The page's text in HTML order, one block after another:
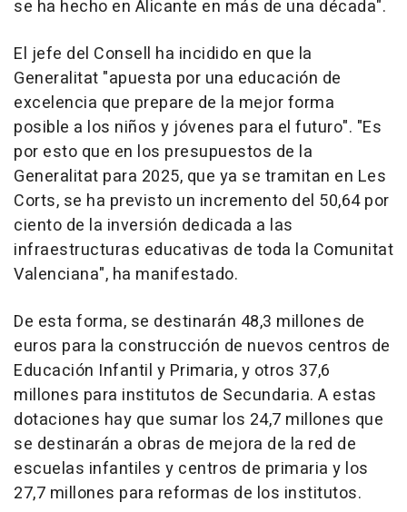
se ha hecho en Alicante en más de una década".
El jefe del Consell ha incidido en que la
Generalitat "apuesta por una educación de
excelencia que prepare de la mejor forma
posible a los niños y jóvenes para el futuro". "Es
por esto que en los presupuestos de la
Generalitat para 2025, que ya se tramitan en Les
Corts, se ha previsto un incremento del 50,64 por
ciento de la inversión dedicada a las
infraestructuras educativas de toda la Comunitat
Valenciana", ha manifestado.
De esta forma, se destinarán 48,3 millones de
euros para la construcción de nuevos centros de
Educación Infantil y Primaria, y otros 37,6
millones para institutos de Secundaria. A estas
dotaciones hay que sumar los 24,7 millones que
se destinarán a obras de mejora de la red de
escuelas infantiles y centros de primaria y los
27,7 millones para reformas de los institutos.